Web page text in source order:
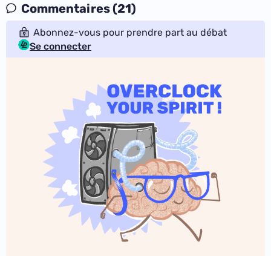
Commentaires (21)
Abonnez-vous pour prendre part au débat
Se connecter